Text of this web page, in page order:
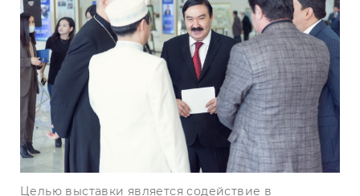
Целью выставки является содействие в